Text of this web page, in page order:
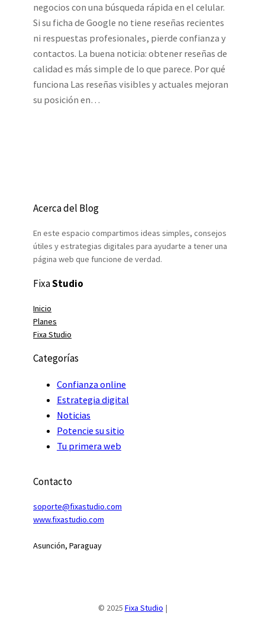
negocios con una búsqueda rápida en el celular.
Si su ficha de Google no tiene reseñas recientes
ni respuestas profesionales, pierde confianza y
contactos. La buena noticia: obtener reseñas de
calidad es más simple de lo que parece. Por qué
funciona Las reseñas visibles y actuales mejoran
su posición en…
Acerca del Blog
En este espacio compartimos ideas simples, consejos
útiles y estrategias digitales para ayudarte a tener una
página web que funcione de verdad.
FixaStudio
Inicio
Planes
Fixa Studio
Categorías
Confianza online
Estrategia digital
Noticias
Potencie su sitio
Tu primera web
Contacto
soporte@fixastudio.com
www.fixastudio.com
Asunción, Paraguay
© 2025 Fixa Studio |